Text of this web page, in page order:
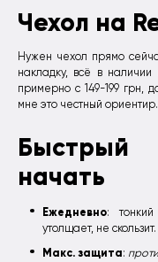
Чехол на
Нужен чехол прямо
накладку, всё в
примерно с 149-199 грн,
мне это честный ориентир.
начать
Ежедневно: тонкий
утолщает, не скользит.
Макс. защита: